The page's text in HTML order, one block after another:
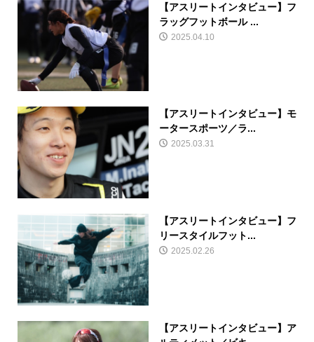
【アスリートインタビュー】フ
ラッグフットボール ...
2025.04.10
【アスリートインタビュー】モ
ータースポーツ／ラ...
2025.03.31
【アスリートインタビュー】フ
リースタイルフット...
2025.02.26
【アスリートインタビュー】ア